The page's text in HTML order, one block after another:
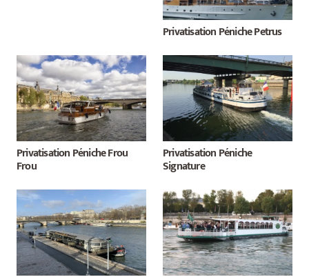
Privatisation Péniche Petrus
Privatisation Péniche Frou
Frou
Privatisation Péniche
Signature